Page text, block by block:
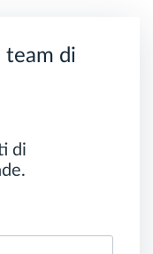
team di
di